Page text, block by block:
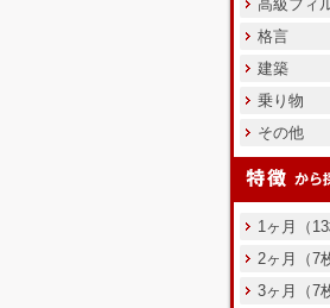
高級フィ
格言
建築
乗り物
その他
1ヶ月（13
2ヶ月（7
3ヶ月（7